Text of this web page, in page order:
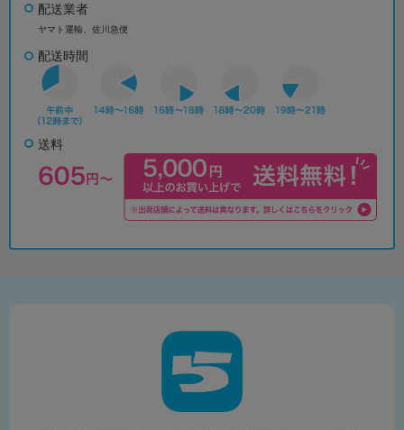
配送業者
ヤマト運輸、佐川急便
配送時間
送料